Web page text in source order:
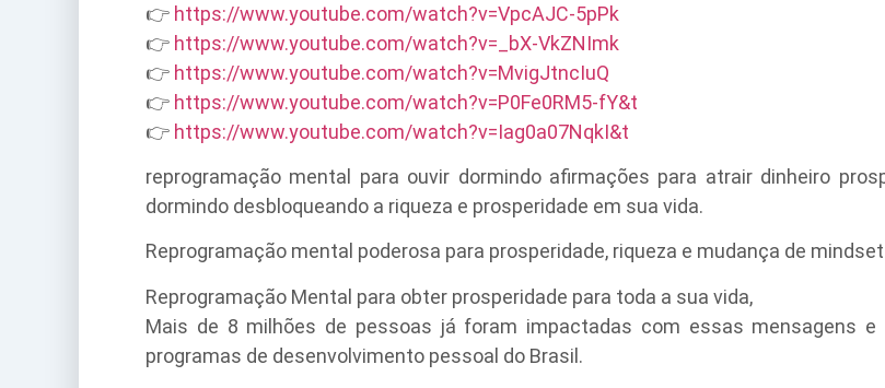
👉 https://www.youtube.com/watch?v=VpcAJC-5pPk
👉 https://www.youtube.com/watch?v=_bX-VkZNImk
👉 https://www.youtube.com/watch?v=MvigJtncIuQ
👉 https://www.youtube.com/watch?v=P0Fe0RM5-fY&t
👉 https://www.youtube.com/watch?v=Iag0a07NqkI&t
reprogramação mental para ouvir dormindo afirmações para atrair dinheiro
dormindo desbloqueando a riqueza e prosperidade em sua vida.
Reprogramação mental poderosa para prosperidade, riqueza e mudança de mindset
Reprogramação Mental para obter prosperidade para toda a sua vida,
Mais de 8 milhões de pessoas já foram impactadas com essas mensagens
programas de desenvolvimento pessoal do Brasil.